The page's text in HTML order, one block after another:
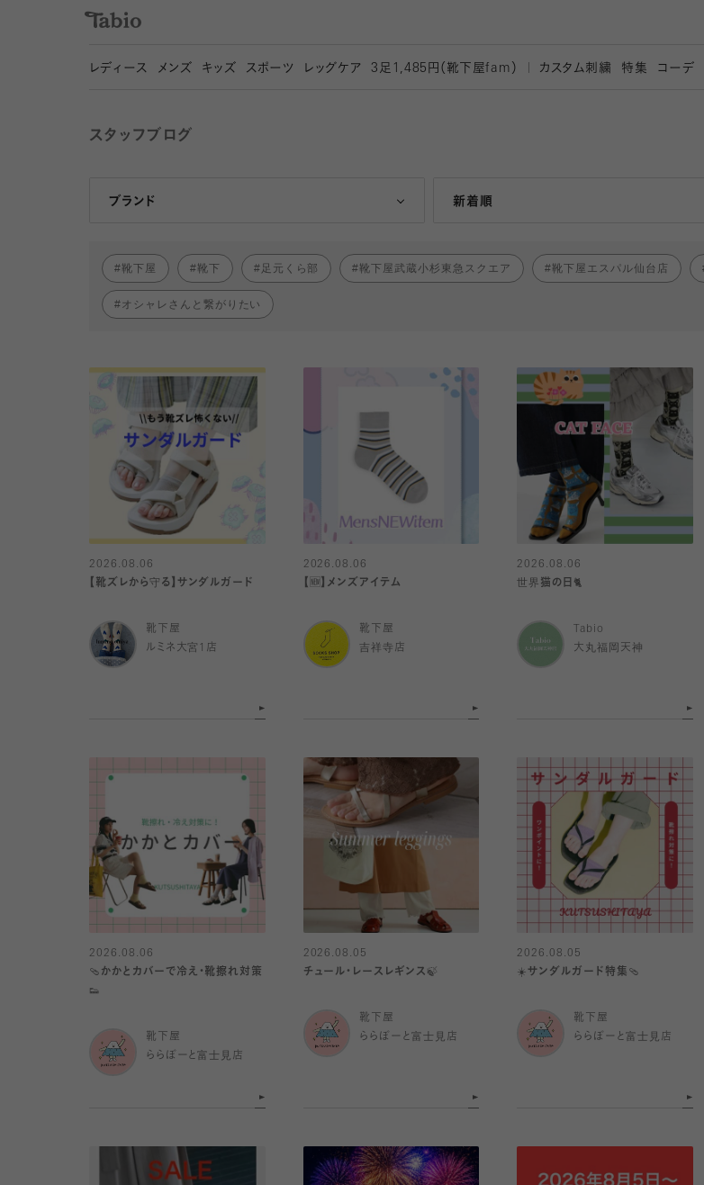
レディース メンズ キッズ スポーツ レッグケア 3 足1,485円（靴下屋fam） カスタム刺繍 特集 コーデ
スタッフブログ
ブランド
Tabio 新着順
人気ランキング順
靴下屋 靴下 足元くら部 靴下屋武蔵小杉東急スクエア 靴下屋エスパル仙台店
オシャレさんと繋がりたい
2026.08.06
【靴ズレから守る】サンダルガード
靴下屋
ルミネ大宮1店
2026.08.06
【🆕】メンズアイテム
靴下屋
吉祥寺店
2026.08.06
世界猫の日🐈
Tabio
大丸福岡天神
2026.08.06
🩴かかとカバーで冷え・靴擦れ対策
👟
靴下屋
ららぽーと富士見店
2026.08.05
チュール・レースレギンス🍃
靴下屋
ららぽーと富士見店
2026.08.05
☀️サンダルガード特集🩴
靴下屋
ららぽーと富士見店